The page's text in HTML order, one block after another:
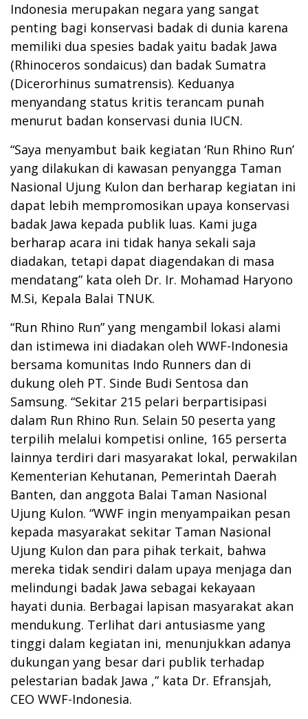
Indonesia merupakan negara yang sangat
penting bagi konservasi badak di dunia karena
memiliki dua spesies badak yaitu badak Jawa
(Rhinoceros sondaicus) dan badak Sumatra
(Dicerorhinus sumatrensis). Keduanya
menyandang status kritis terancam punah
menurut badan konservasi dunia IUCN.
“Saya menyambut baik kegiatan ‘Run Rhino Run’
yang dilakukan di kawasan penyangga Taman
Nasional Ujung Kulon dan berharap kegiatan ini
dapat lebih mempromosikan upaya konservasi
badak Jawa kepada publik luas. Kami juga
berharap acara ini tidak hanya sekali saja
diadakan, tetapi dapat diagendakan di masa
mendatang” kata oleh Dr. Ir. Mohamad Haryono
M.Si, Kepala Balai TNUK.
“Run Rhino Run” yang mengambil lokasi alami
dan istimewa ini diadakan oleh WWF-Indonesia
bersama komunitas Indo Runners dan di
dukung oleh PT. Sinde Budi Sentosa dan
Samsung. “Sekitar 215 pelari berpartisipasi
dalam Run Rhino Run. Selain 50 peserta yang
terpilih melalui kompetisi online, 165 perserta
lainnya terdiri dari masyarakat lokal, perwakilan
Kementerian Kehutanan, Pemerintah Daerah
Banten, dan anggota Balai Taman Nasional
Ujung Kulon. “WWF ingin menyampaikan pesan
kepada masyarakat sekitar Taman Nasional
Ujung Kulon dan para pihak terkait, bahwa
mereka tidak sendiri dalam upaya menjaga dan
melindungi badak Jawa sebagai kekayaan
hayati dunia. Berbagai lapisan masyarakat akan
mendukung. Terlihat dari antusiasme yang
tinggi dalam kegiatan ini, menunjukkan adanya
dukungan yang besar dari publik terhadap
pelestarian badak Jawa ,” kata Dr. Efransjah,
CEO WWF-Indonesia.